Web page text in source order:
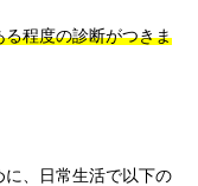
程度の診断がつきま
、日常生活で以下の